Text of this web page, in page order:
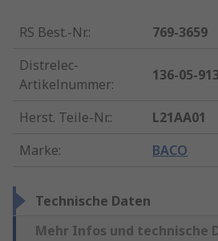
RS Best.-Nr.:
769-3659
Distrelec-
Artikelnummer:
136-05-913
Herst. Teile-Nr.:
L21AA01
Marke: BACO
Technische Daten
Mehr Infos und technische